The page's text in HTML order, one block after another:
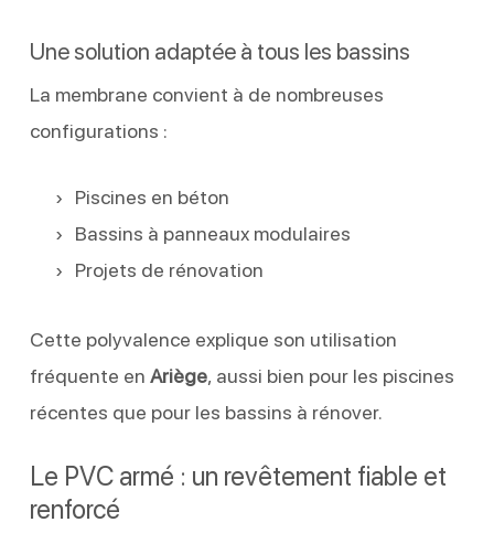
Une solution adaptée à tous les bassins
La membrane convient à de nombreuses
configurations :
Piscines en béton
Bassins à panneaux modulaires
Projets de rénovation
Cette polyvalence explique son utilisation
fréquente en Ariège, aussi bien pour les piscines
récentes que pour les bassins à rénover.
Le PVC armé : un revêtement fiable et
renforcé